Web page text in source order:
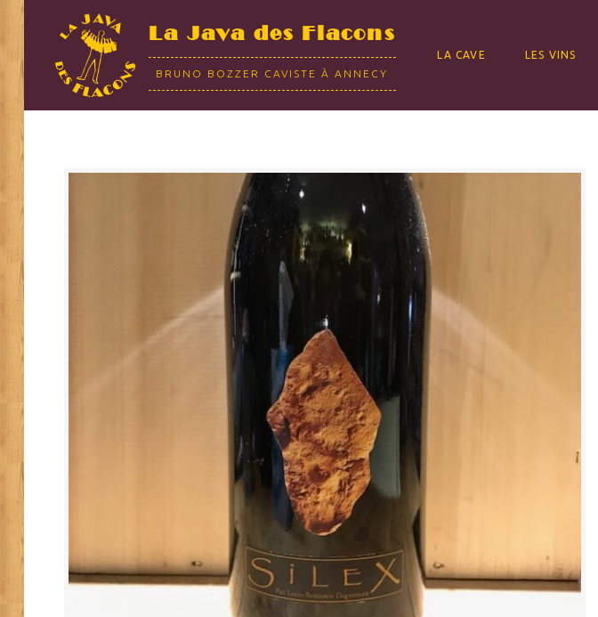
La Java des Flacons
BRUNO BOZZER CAVISTE À ANNECY
LA CAVE LES VINS